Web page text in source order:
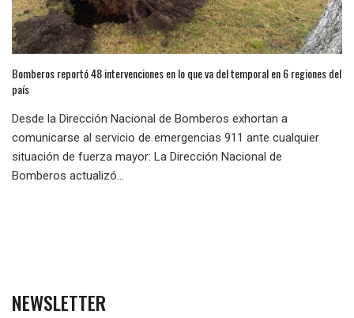
Bomberos reportó 48 intervenciones en lo que va del temporal en 6 regiones del
país
Desde la Dirección Nacional de Bomberos exhortan a
comunicarse al servicio de emergencias 911 ante cualquier
situación de fuerza mayor: La Dirección Nacional de
Bomberos actualizó...
NEWSLETTER